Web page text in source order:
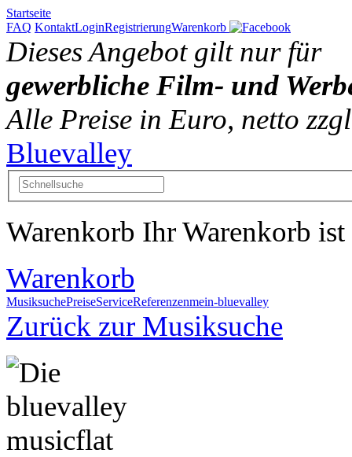
Startseite
FAQ KontaktLoginRegistrierungWarenkorb
Dieses Angebot gilt nur für
gewerbliche Film- und
Alle Preise in Euro, netto
Bluevalley
Warenkorb Ihr Warenkorb ist
Warenkorb
MusiksuchePreiseServiceReferenzenmein-bluevalley
Zurück zur Musiksuche